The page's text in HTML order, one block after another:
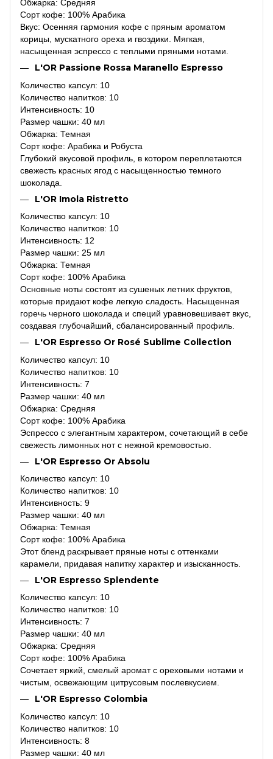
Обжарка: Средняя
Сорт кофе: 100% Арабика
Вкус: Осенняя гармония кофе с пряным ароматом
корицы, мускатного ореха и гвоздики. Мягкая,
насыщенная эспрессо с теплыми пряными нотами.
L'OR Passione Rossa Maranello Espresso
Количество капсул: 10
Количество напитков: 10
Интенсивность: 10
Размер чашки: 40 мл
Обжарка: Темная
Сорт кофе: Арабика и Робуста
Глубокий вкусовой профиль, в котором переплетаются
свежесть красных ягод с насыщенностью темного
шоколада.
L'OR Imola Ristretto
Количество капсул: 10
Количество напитков: 10
Интенсивность: 12
Размер чашки: 25 мл
Обжарка: Темная
Сорт кофе: 100% Арабика
Основные ноты состоят из сушеных летних фруктов,
которые придают кофе легкую сладость. Насыщенная
горечь черного шоколада и специй уравновешивает вкус,
создавая глубочайший, сбалансированный профиль.
L'OR Espresso Or Rosé Sublime Collection
Количество капсул: 10
Количество напитков: 10
Интенсивность: 7
Размер чашки: 40 мл
Обжарка: Средняя
Сорт кофе: 100% Арабика
Эспрессо с элегантным характером, сочетающий в себе
свежесть лимонных нот с нежной кремовостью.
L'OR Espresso Or Absolu
Количество капсул: 10
Количество напитков: 10
Интенсивность: 9
Размер чашки: 40 мл
Обжарка: Темная
Сорт кофе: 100% Арабика
Этот бленд раскрывает пряные ноты с оттенками
карамели, придавая напитку характер и изысканность.
L'OR Espresso Splendente
Количество капсул: 10
Количество напитков: 10
Интенсивность: 7
Размер чашки: 40 мл
Обжарка: Средняя
Сорт кофе: 100% Арабика
Сочетает яркий, смелый аромат с ореховыми нотами и
чистым, освежающим цитрусовым послевкусием.
L'OR Espresso Colombia
Количество капсул: 10
Количество напитков: 10
Интенсивность: 8
Размер чашки: 40 мл